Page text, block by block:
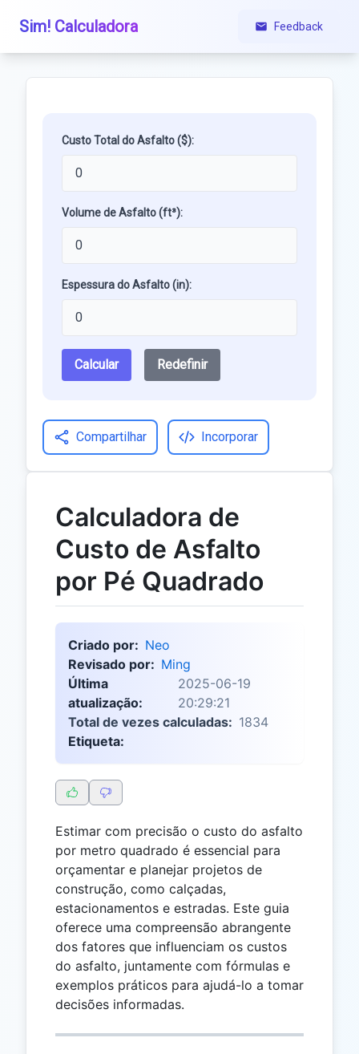
Sim! Calculadora Feedback
Custo Total do Asfalto ($):
Volume de Asfalto (ft³):
Espessura do Asfalto (in):
Calcular Redefinir
Compartilhar Incorporar
Calculadora de
Custo de Asfalto
por Pé Quadrado
Criado por: Neo
Revisado por: Ming
Última
atualização:
2025-06-19
20:29:21
Total de vezes calculadas: 1834
Etiqueta:
Estimar com precisão o custo do asfalto
por metro quadrado é essencial para
orçamentar e planejar projetos de
construção, como calçadas,
estacionamentos e estradas. Este guia
oferece uma compreensão abrangente
dos fatores que influenciam os custos
do asfalto, juntamente com fórmulas e
exemplos práticos para ajudá-lo a tomar
decisões informadas.